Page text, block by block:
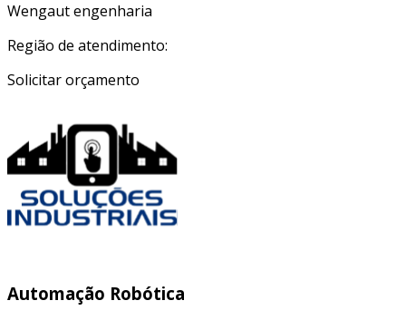
Wengaut engenharia
Região de atendimento:
Solicitar orçamento
Automação Robótica